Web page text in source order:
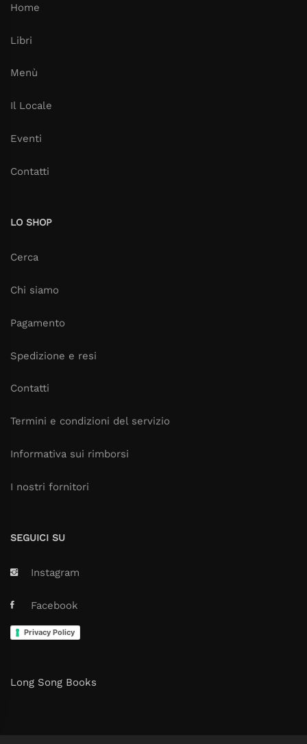
Home
Libri
Menù
Il Locale
Eventi
Contatti
LO SHOP
Cerca
Chi siamo
Pagamento
Spedizione e resi
Contatti
Termini e condizioni del servizio
Informativa sui rimborsi
I nostri fornitori
SEGUICI SU
Instagram
Facebook
Privacy Policy
Long Song Books